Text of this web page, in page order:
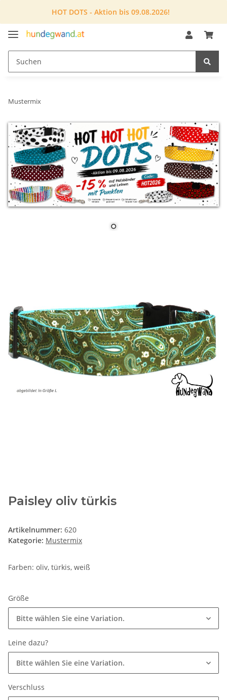
HOT DOTS - Aktion bis 09.08.2026!
Mustermix
Paisley oliv türkis
Artikelnummer: 620
Kategorie: Mustermix
Farben: oliv, türkis, weiß
Größe
Bitte wählen Sie eine Variation.
Leine dazu?
Bitte wählen Sie eine Variation.
Verschluss